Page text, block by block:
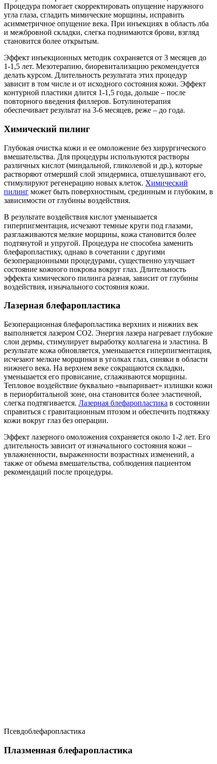
Процедура помогает скорректировать опущение наружного
угла глаза, сгладить мимические морщины, исправить
асимметричное опущение века. При инъекциях в область лба
и межбровной складки, слегка поднимаются брови, взгляд
становится более открытым.
Эффект инъекционных методик сохраняется от 3 месяцев до
1-1,5 лет. Мезотерапию, биоревитализацию рекомендуется
делать курсом. Длительность результата этих процедур
зависит в том числе и от исходного состояния кожи. Эффект
контурной пластики длится 1-1,5 года, дольше – после
повторного введения филлеров. Ботулинотерапия
обеспечивает результат на 3-6 месяцев, реже – до года.
Химический пилинг
Глубокая очистка кожи и ее омоложение без хирургического
вмешательства. Для процедуры используются растворы
различных кислот (миндальной, гликолевой и др.), которые
растворяют отмерший слой эпидермиса, отшелушивают его,
стимулируют регенерацию новых клеток. Химический
пилинг может быть поверхностным, срединным и глубоким, в
зависимости от глубины воздействия.
В результате воздействия кислот уменьшается
гиперпигментация, исчезают темные круги под глазами,
разглаживаются мелкие морщины, кожа становится более
подтянутой и упругой. Процедура не способна заменить
блефаропластику, однако в сочетании с другими
безоперационными процедурами, существенно улучшает
состояние кожного покрова вокруг глаз. Длительность
эффекта химического пилинга разная, зависит от глубины
воздействия, изначального состояния кожи.
Лазерная блефаропластика
Безоперационная блефаропластика верхних и нижних век
выполняется лазером CO2. Энергия лазера нагревает глубокие
слои дермы, стимулирует выработку коллагена и эластина. В
результате кожа обновляется, уменьшается гиперпигментация,
исчезают мелкие морщинки в уголках глаз, синяки в области
нижнего века. На верхнем веке сокращаются складки,
уменьшается его провисание, сглаживаются морщины.
Тепловое воздействие буквально «выпаривает» излишки кожи
в периорбитальной зоне, она становится более эластичной,
слегка подтягивается. Лазерная блефаропластика в состоянии
справиться с гравитационным птозом и обеспечить подтяжку
кожи вокруг глаз без операции.
Эффект лазерного омоложения сохраняется около 1-2 лет. Его
длительность зависит от изначального состояния кожи –
увлажненности, выраженности возрастных изменений, а
также от объема вмешательства, соблюдения пациентом
рекомендаций после процедуры.
Псевдоблефаропластика
Плазменная блефаропластика